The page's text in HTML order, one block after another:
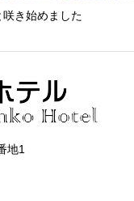
咲き始めました
地1